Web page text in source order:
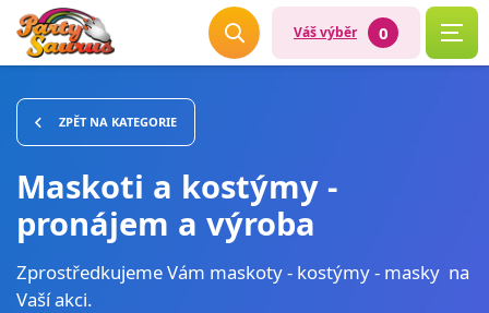
Váš výběr 0
ZPĚT NA KATEGORIE
Maskoti a kostýmy -
pronájem a výroba
Zprostředkujeme Vám maskoty - kostýmy - masky na
Vaší akci.